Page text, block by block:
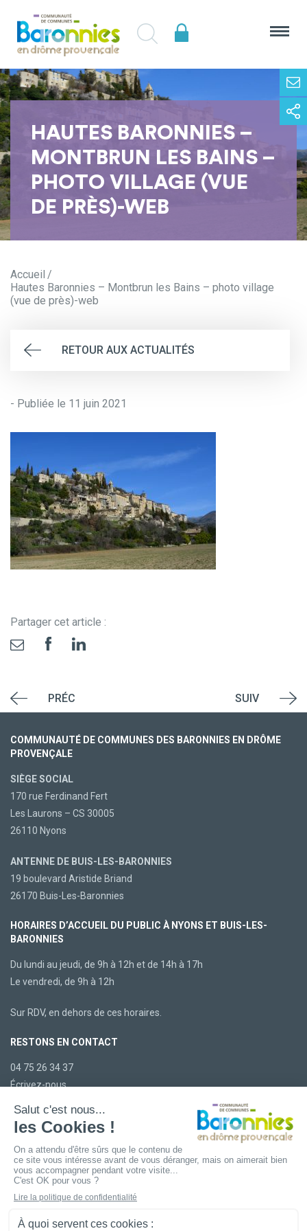
HAUTES BARONNIES –
MONTBRUN LES BAINS –
PHOTO VILLAGE (VUE
DE PRÈS)-WEB
Accueil
Hautes Baronnies – Montbrun les Bains – photo village
(vue de près)-web
RETOUR AUX ACTUALITÉS
- Publiée le 11 juin 2021
Partager cet article :
PRÉC SUIV
COMMUNAUTÉ DE COMMUNES DES BARONNIES EN DRÔME
PROVENÇALE
SIÈGE SOCIAL
170 rue Ferdinand Fert
Les Laurons – CS 30005
26110 Nyons
ANTENNE DE BUIS-LES-BARONNIES
19 boulevard Aristide Briand
26170 Buis-Les-Baronnies
HORAIRES D’ACCUEIL DU PUBLIC À NYONS ET BUIS-LES-
BARONNIES
Du lundi au jeudi, de 9h à 12h et de 14h à 17h
Le vendredi, de 9h à 12h
Sur RDV, en dehors de ces horaires.
RESTONS EN CONTACT
04 75 26 34 37
Écrivez-nous
LA CCBDP
Plan du site
Mentions légales
Confidentialité